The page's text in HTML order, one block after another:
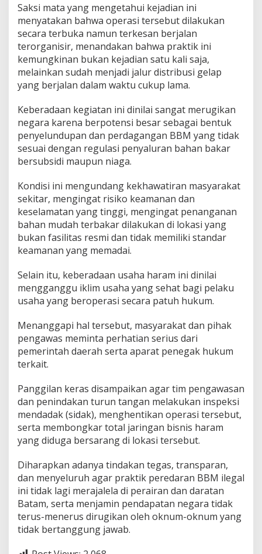
i
k
u
s
B
a
t
a
,
A
P
H
K
e
n
a
?
Saksi mata yang mengetahui kejadian ini
menyatakan bahwa operasi tersebut dilakukan
secara terbuka namun terkesan berjalan
terorganisir, menandakan bahwa praktik ini
kemungkinan bukan kejadian satu kali saja,
melainkan sudah menjadi jalur distribusi gelap
yang berjalan dalam waktu cukup lama.
Keberadaan kegiatan ini dinilai sangat merugikan
negara karena berpotensi besar sebagai bentuk
penyelundupan dan perdagangan BBM yang tidak
sesuai dengan regulasi penyaluran bahan bakar
bersubsidi maupun niaga.
Kondisi ini mengundang kekhawatiran masyarakat
sekitar, mengingat risiko keamanan dan
keselamatan yang tinggi, mengingat penanganan
bahan mudah terbakar dilakukan di lokasi yang
bukan fasilitas resmi dan tidak memiliki standar
keamanan yang memadai.
Selain itu, keberadaan usaha haram ini dinilai
mengganggu iklim usaha yang sehat bagi pelaku
usaha yang beroperasi secara patuh hukum.
Menanggapi hal tersebut, masyarakat dan pihak
pengawas meminta perhatian serius dari
pemerintah daerah serta aparat penegak hukum
terkait.
Panggilan keras disampaikan agar tim pengawasan
dan penindakan turun tangan melakukan inspeksi
mendadak (sidak), menghentikan operasi tersebut,
serta membongkar total jaringan bisnis haram
yang diduga bersarang di lokasi tersebut.
Diharapkan adanya tindakan tegas, transparan,
dan menyeluruh agar praktik peredaran BBM ilegal
ini tidak lagi merajalela di perairan dan daratan
Batam, serta menjamin pendapatan negara tidak
terus-menerus dirugikan oleh oknum-oknum yang
tidak bertanggung jawab.